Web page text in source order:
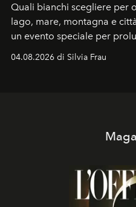
Quali bianchi scegliere per
lago, mare, montagna e
un evento speciale per
04.08.2026 di Silvia Frau